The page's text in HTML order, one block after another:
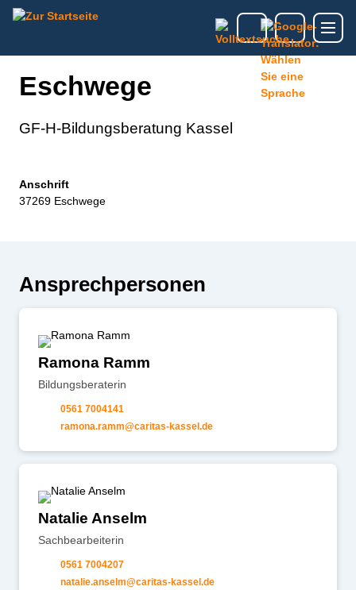
Eschwege
GF-H-Bildungsberatung Kassel
Anschrift
37269 Eschwege
Ansprechpersonen
Ramona Ramm
Bildungsberaterin
0561 7004141
r m n r mm c r t s-k ss d
Natalie Anselm
Sachbearbeiterin
0561 7004207
n t ns lm c r t s-k ss d